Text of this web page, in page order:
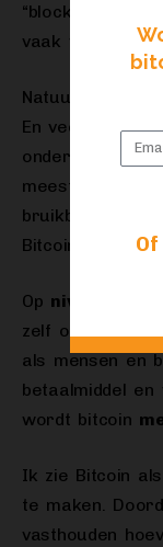
vaak veel meer
Natuurlijk, dit
En veel
onderliggende
meeste
bruikbare use-
Bitcoin
Op niveau 2
zelf opzich niet
als mensen en
betaalmiddel
wordt bitcoin
Ik zie Bitcoin
te maken.
vasthouden